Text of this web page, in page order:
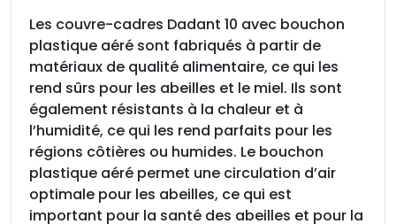
Les couvre-cadres Dadant 10 avec bouchon
plastique aéré sont fabriqués à partir de
matériaux de qualité alimentaire, ce qui les
rend sûrs pour les abeilles et le miel. Ils sont
également résistants à la chaleur et à
l’humidité, ce qui les rend parfaits pour les
régions côtières ou humides. Le bouchon
plastique aéré permet une circulation d’air
optimale pour les abeilles, ce qui est
important pour la santé des abeilles et pour la